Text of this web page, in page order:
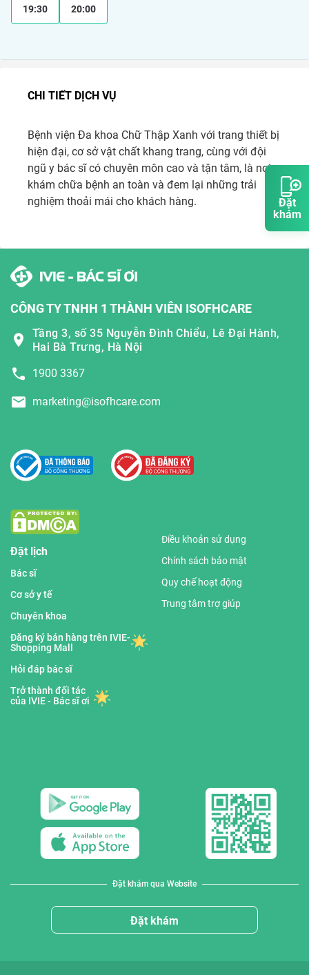
Đặt
khám
19:30 20:00
CHI TIẾT DỊCH VỤ
Bệnh viện Đa khoa Chữ Thập Xanh với trang thiết bị
hiện đại, cơ sở vật chất khang trang, cùng với đội
ngũ y bác sĩ có chuyên môn cao và tận tâm, là nơi
khám chữa bệnh an toàn và đem lại những trải
nghiệm thoải mái cho khách hàng.
CÔNG TY TNHH 1 THÀNH VIÊN ISOFHCARE
Tầng 3, số 35 Nguyễn Đình Chiểu, Lê Đại Hành,
Hai Bà Trưng, Hà Nội
1900 3367
marketing@isofhcare.com
Đặt lịch
Bác sĩ
Cơ sở y tế
Chuyên khoa
Đăng ký bán hàng trên IVIE-
Shopping Mall
Hỏi đáp bác sĩ
Trở thành đối tác
của IVIE - Bác sĩ ơi
Điều khoản sử dụng
Chính sách bảo mật
Quy chế hoạt động
Trung tâm trợ giúp
Đặt khám qua Website
Đặt khám